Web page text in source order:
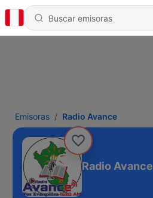
Emisoras Radio Avance
Radio Avance